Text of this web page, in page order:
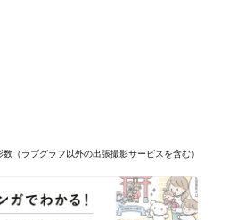
（ラブグラフ以外の出張撮影サービスを含む）